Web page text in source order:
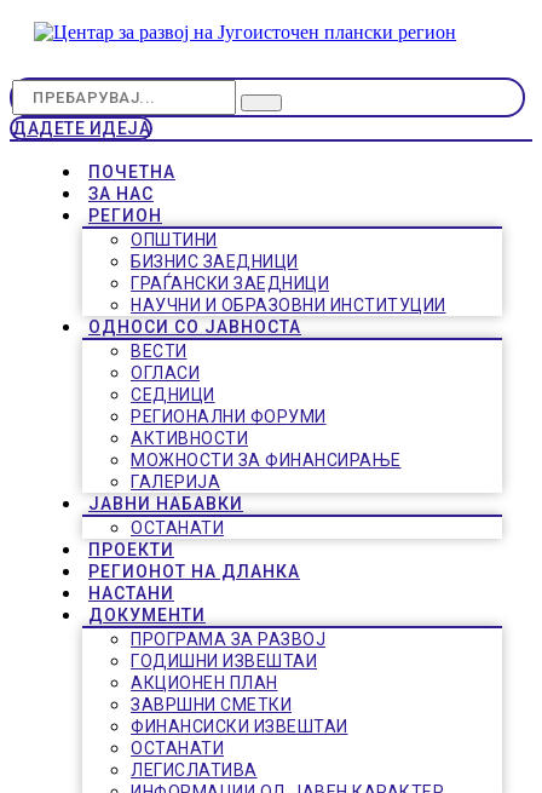
ДАДЕТЕ ИДЕЈА
ПОЧЕТНА
ЗА НАС
РЕГИОН
ОПШТИНИ
БИЗНИС ЗАЕДНИЦИ
ГРАЃАНСКИ ЗАЕДНИЦИ
НАУЧНИ И ОБРАЗОВНИ ИНСТИТУЦИИ
ОДНОСИ СО ЈАВНОСТА
ВЕСТИ
ОГЛАСИ
СЕДНИЦИ
РЕГИОНАЛНИ ФОРУМИ
АКТИВНОСТИ
МОЖНОСТИ ЗА ФИНАНСИРАЊЕ
ГАЛЕРИЈА
ЈАВНИ НАБАВКИ
ОСТАНАТИ
ПРОЕКТИ
РЕГИОНОТ НА ДЛАНКА
НАСТАНИ
ДОКУМЕНТИ
ПРОГРАМА ЗА РАЗВОЈ
ГОДИШНИ ИЗВЕШТАИ
АКЦИОНЕН ПЛАН
ЗАВРШНИ СМЕТКИ
ФИНАНСИСКИ ИЗВЕШТАИ
ОСТАНАТИ
ЛЕГИСЛАТИВА